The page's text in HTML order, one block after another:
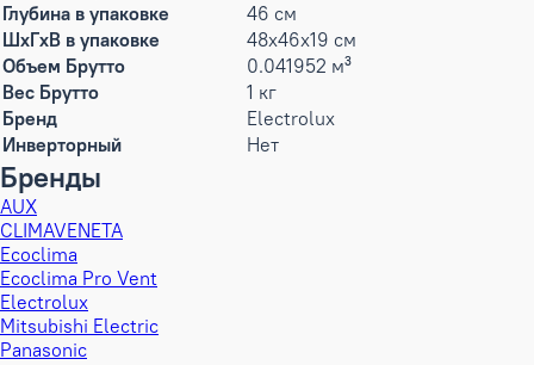
Глубина в упаковке
46 см
ШxГxВ в упаковке
48x46x19 см
Объем Брутто
0.041952 м³
Вес Брутто
1 кг
Бренд
Electrolux
Инверторный
Нет
Бренды
AUX
CLIMAVENETA
Ecoclima
Ecoclima Pro Vent
Electrolux
Mitsubishi Electric
Panasonic